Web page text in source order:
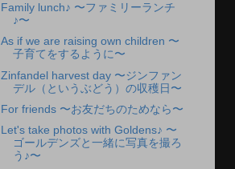
Family lunch♪ 〜ファミリーランチ
♪〜
As if we are raising own children 〜
子育てをするように〜
Zinfandel harvest day 〜ジンファン
デル（というぶどう）の収穫日〜
For friends 〜お友だちのためなら〜
Let's take photos with Goldens♪ 〜
ゴールデンズと一緒に写真を撮ろ
う♪〜